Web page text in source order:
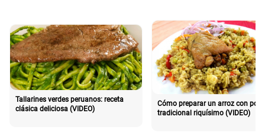
Tallarines verdes peruanos: receta
clásica deliciosa (VIDEO)
Cómo preparar un arroz con pollo
tradicional riquísimo (VIDEO)